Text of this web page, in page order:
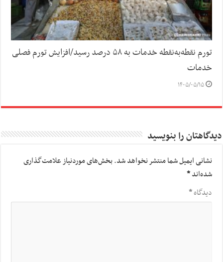
تورم نقطه‌به‌نقطه خدمات به ۵۸ درصد رسید/افزایش تورم فصلی
خدمات
۱۴۰۵/۰۵/۱۵
دیدگاهتان را بنویسید
نشانی ایمیل شما منتشر نخواهد شد.بخش‌های موردنیاز علامت‌گذاری
شده‌اند*
دیدگاه*